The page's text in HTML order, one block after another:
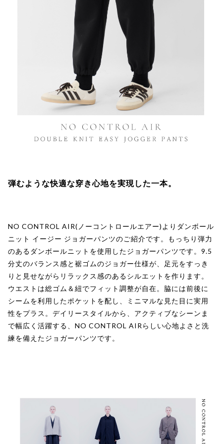
弾むような快適な穿き心地を実現した一本。
NO CONTROL AIR(ノーコントロールエアー)よりダンボール
ニット イージー ジョガーパンツのご紹介です。もっちり弾力
のあるダンボールニットを使用したジョガーパンツです。9.5
分丈のバランス感と裾ゴムのジョガー仕様が、足元をすっき
りと見せながらリラックス感のあるシルエットを作ります。
ウエストは総ゴム＆紐でフィット調整が自在。脇には前後に
シームを利用したポケットを配し、ミニマルな見た目に実用
性をプラス。デイリースタイルから、アクティブなシーンま
で幅広く活躍する、NO CONTROL AIRらしい心地よさと洗
練を備えたジョガーパンツです。